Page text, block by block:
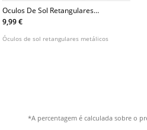
Oculos De Sol Retangulares
Metalicos
9,99 €
Óculos de sol retangulares metálicos
*A percentagem é calculada sobre o